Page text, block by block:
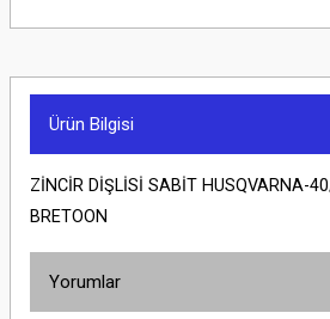
Ürün Bilgisi
ZİNCİR DİŞLİSİ SABİT HUSQVARNA-
BRETOON
Yorumlar